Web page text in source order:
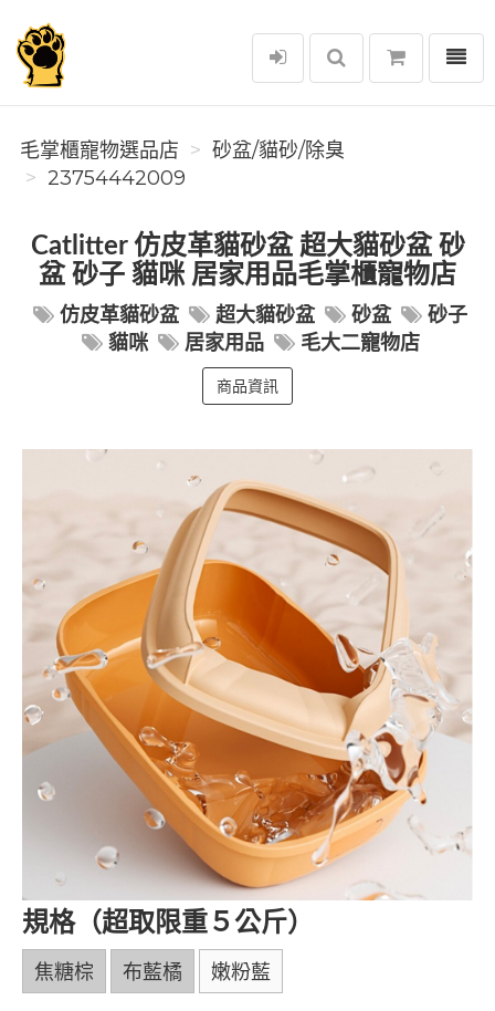
毛掌櫃寵物選品店
選單
毛掌櫃寵物選品店
砂盆/貓砂/除臭
23754442009
Catlitter 仿皮革貓砂盆 超大貓砂盆 砂
盆 砂子 貓咪 居家用品毛掌櫃寵物店
仿皮革貓砂盆 超大貓砂盆 砂盆
砂子
貓咪
居家用品 毛大二寵物店
商品資訊
規格（超取限重５公斤）
焦糖棕 布藍橘 嫩粉藍